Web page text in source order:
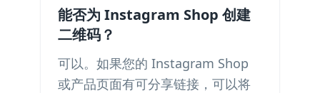
能否为 Instagram Shop 创建
二维码？
可以。如果您的 Instagram Shop
或产品页面有可分享链接，可以将